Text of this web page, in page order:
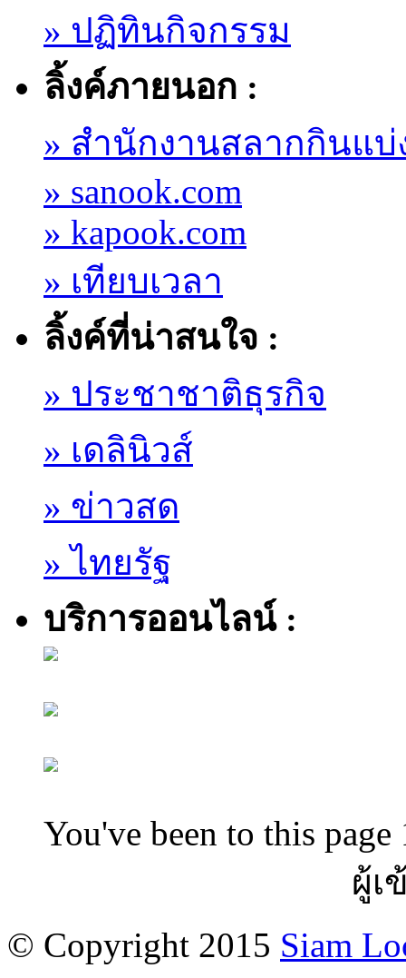
» ปฏิทินกิจกรรม
ลิ้งค์ภายนอก :
» สำนักงานสลากกินแบ่
» sanook.com
» kapook.com
» เทียบเวลา
ลิ้งค์ที่น่าสนใจ :
» ประชาชาติธุรกิจ
» เดลินิวส์
» ข่าวสด
» ไทยรัฐ
บริการออนไลน์ :
You've been to this page
ผู้เ
© Copyright 2015 Siam